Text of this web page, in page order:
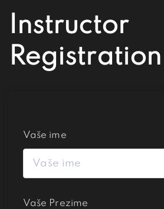
Instructor
Registration
Vaše ime
Vaše Prezime